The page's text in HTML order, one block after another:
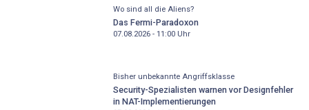
Wo sind all die Aliens?
Das Fermi-Paradoxon
07.08.2026 - 11:00Uhr
Bisher unbekannte Angriffsklasse
Security-Spezialisten warnen vor Designfehler
in NAT-Implementierungen